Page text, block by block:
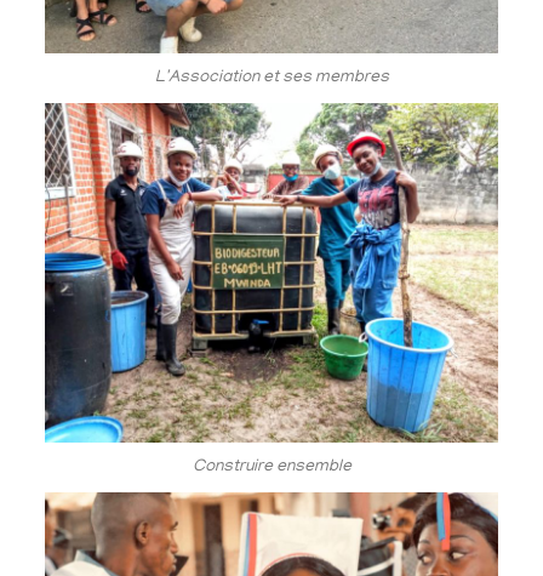
L'Association et ses membres
Construire ensemble